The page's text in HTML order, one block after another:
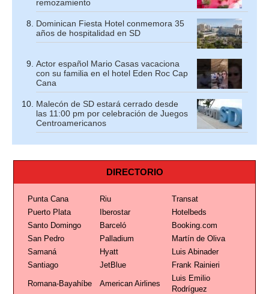
remozamiento
Dominican Fiesta Hotel conmemora 35
años de hospitalidad en SD
Actor español Mario Casas vacaciona
con su familia en el hotel Eden Roc Cap
Cana
Malecón de SD estará cerrado desde
las 11:00 pm por celebración de Juegos
Centroamericanos
DIRECTORIO
Punta Cana Riu
Transat
Puerto Plata
Iberostar
Hotelbeds
Santo Domingo
Barceló
Booking.com
San Pedro
Palladium
Martín de Oliva
Samaná
Hyatt
Luis Abinader
Santiago
JetBlue Frank Rainieri
Romana-Bayahíbe American Airlines
Luis Emilio
Rodríguez